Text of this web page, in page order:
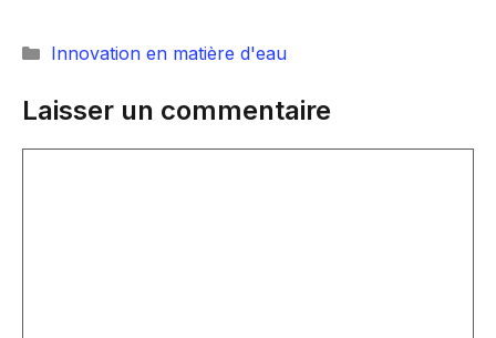
Catégories
Innovation en matière d'eau
Laisser un commentaire